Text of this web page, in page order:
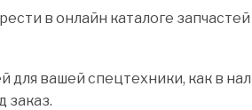
в онлайн каталоге
вашей спецтехники, как в
заказ.